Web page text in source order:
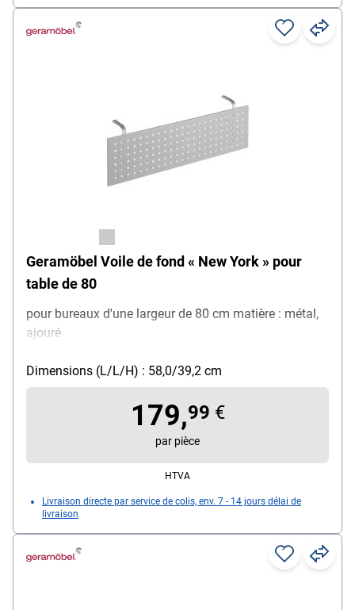
Geramöbel Voile de fond « New York » pour
table de 80
pour bureaux d'une largeur de 80 cm matière : métal,
ajouré
Dimensions (L/L/H) : 58,0/39,2 cm
179,99 €
par pièce
HTVA
Livraison directe par service de colis, env. 7 - 14 jours délai de
livraison